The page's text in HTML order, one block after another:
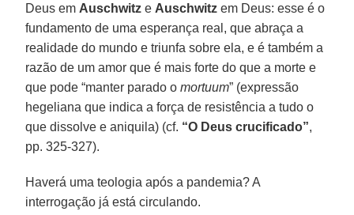
Deus em Auschwitz e Auschwitz em Deus: esse é o
fundamento de uma esperança real, que abraça a
realidade do mundo e triunfa sobre ela, e é também a
razão de um amor que é mais forte do que a morte e
que pode “manter parado omortuum” (expressão
hegeliana que indica a força de resistência a tudo o
que dissolve e aniquila) (cf. “O Deus crucificado”,
pp. 325-327).
Haverá uma teologia após a pandemia? A
interrogação já está circulando.